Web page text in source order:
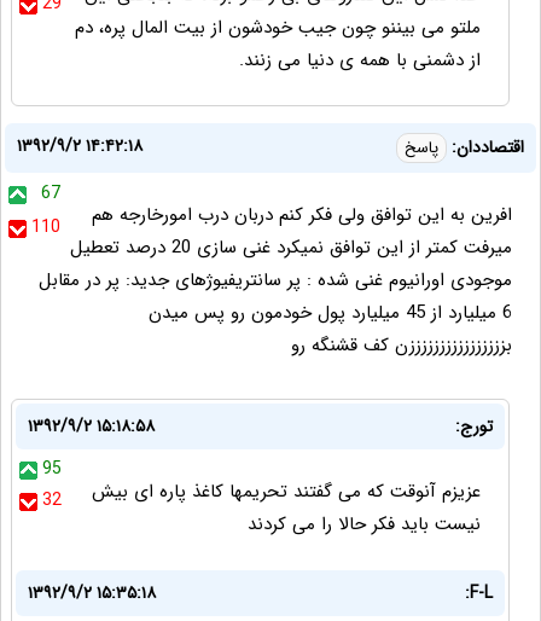
ملتو می بیننو چون جیب خودشون از بیت المال پره، دم
از دشمنی با همه ی دنیا می زنند.
اقتصاددان: پاسخ
۱۳۹۲/۹/۲ ۱۴:۴۲:۱۸
67
110
افرین به این توافق ولی فکر کنم دربان درب امورخارجه هم
میرفت کمتر از این توافق نمیکرد غنی سازی 20 درصد تعطیل
موجودی اورانیوم غنی شده : پر سانتریفیوژهای جدید: پر در مقابل
6 میلیارد از 45 میلیارد پول خودمون رو پس میدن
بززززززززززززززززن کف قشنگه رو
تورج:
۱۳۹۲/۹/۲ ۱۵:۱۸:۵۸
95
32
عزیزم آنوقت که می گفتند تحریمها کاغذ پاره ای بیش
نیست باید فکر حالا را می کردند
F-L:
۱۳۹۲/۹/۲ ۱۵:۳۵:۱۸